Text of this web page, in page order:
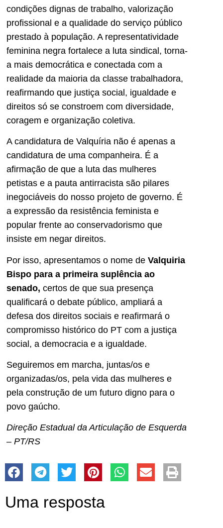
condições dignas de trabalho, valorização
profissional e a qualidade do serviço público
prestado à população. A representatividade
feminina negra fortalece a luta sindical, torna-
a mais democrática e conectada com a
realidade da maioria da classe trabalhadora,
reafirmando que justiça social, igualdade e
direitos só se constroem com diversidade,
coragem e organização coletiva.
A candidatura de Valquíria não é apenas a
candidatura de uma companheira. É a
afirmação de que a luta das mulheres
petistas e a pauta antirracista são pilares
inegociáveis do nosso projeto de governo. É
a expressão da resistência feminista e
popular frente ao conservadorismo que
insiste em negar direitos.
Por isso, apresentamos o nome de Valquiria
Bispo para a primeira suplência ao
senado, certos de que sua presença
qualificará o debate público, ampliará a
defesa dos direitos sociais e reafirmará o
compromisso histórico do PT com a justiça
social, a democracia e a igualdade.
Seguiremos em marcha, juntas/os e
organizadas/os, pela vida das mulheres e
pela construção de um futuro digno para o
povo gaúcho.
Direção Estadual da Articulação de Esquerda
– PT/RS
Uma resposta